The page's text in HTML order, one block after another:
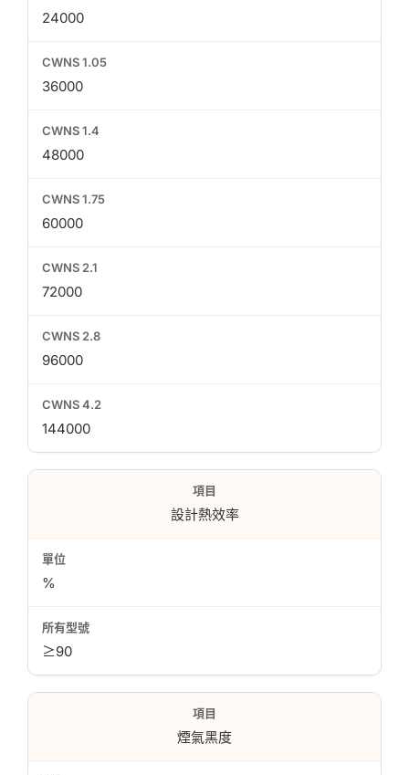
24000
36000
48000
60000
72000
96000
144000
設計熱效率
%
≥90
煙氣黑度